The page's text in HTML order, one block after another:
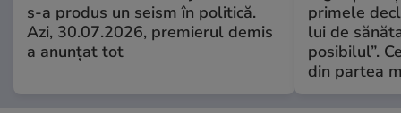
s-a produs un seism în politică.
Azi, 30.07.2026, premierul demis
a anunțat tot
primele
lui de
posibilul”.
din partea